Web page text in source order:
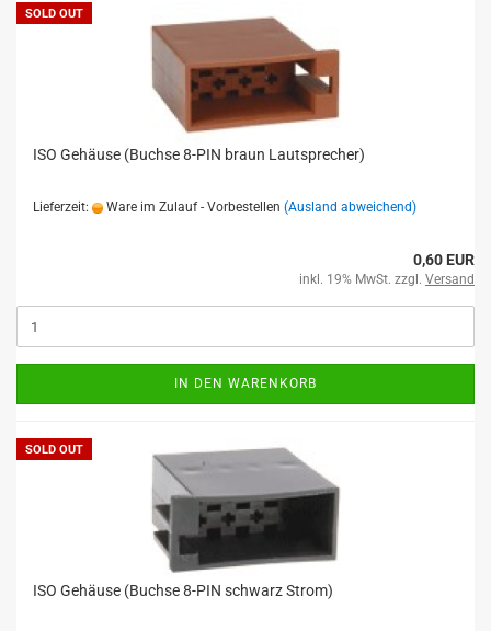
SOLD OUT
ISO Gehäuse (Buchse 8-PIN braun Lautsprecher)
Lieferzeit: Ware im Zulauf - Vorbestellen (Ausland abweichend)
0,60 EUR
inkl. 19% MwSt. zzgl. Versand
IN DEN WARENKORB
SOLD OUT
ISO Gehäuse (Buchse 8-PIN schwarz Strom)